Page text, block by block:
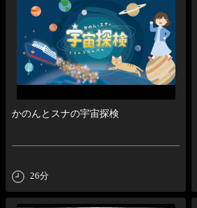
かのんとスナの宇宙探検
26分